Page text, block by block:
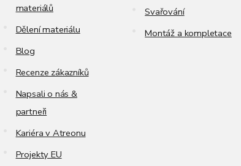
materiálů
Dělení materiálu
Blog
Recenze zákazníků
Napsali o nás &
partneři
Kariéra v Atreonu
Projekty EU
Svařování
Montáž a kompletace